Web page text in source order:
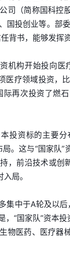
司（简称国科控
国投创业等。部
背书，能够发挥
机构开始投向
医疗领域投资，
再次投资了燃
投资标的主要
。这与“国家队
，前沿技术或创
局。
集中于A轮及以
，“国家队”资本
物医药、医疗器